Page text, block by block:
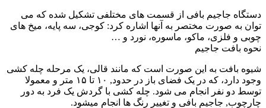
دستگاه جاجیم بافی از قسمت های مختلفی تشکیل شده که می
توان به صورت مختصر به آنها اشاره کرد: کوجی، سه پایه، میخ های
چوبی و فلزی، ماکو، ماسوره، نورد و …
نحوه بافت جاجیم
شیوه بافت به این صورت است که مانند قالی، یک مرحله چله کشی
وجود دارد، که در یک فضای باز در حدود, ۱۰ تا ۱۵ متر و معمولا
توسط دو نفر انجام می شود. چله کشی با گردش یک فرد به دور
چارچوب, جاجیم بافی و تغییر رنگ ها انجام میشود.